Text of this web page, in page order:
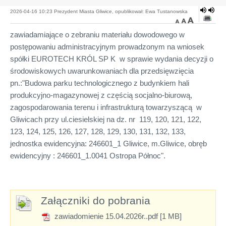
2026-04-16 10:23 Prezydent Miasta Gliwice, opublikował: Ewa Tustanowska
zawiadamiające o zebraniu materiału dowodowego w
postępowaniu administracyjnym prowadzonym na wniosek
spółki EUROTECH KRÓL SP K w sprawie wydania decyzji o
środowiskowych uwarunkowaniach dla przedsięwzięcia
pn.:"Budowa parku technologicznego z budynkiem hali
produkcyjno-magazynowej z częścią socjalno-biurową,
zagospodarowania terenu i infrastrukturą towarzyszącą w
Gliwicach przy ul.ciesielskiej na dz. nr 119, 120, 121, 122,
123, 124, 125, 126, 127, 128, 129, 130, 131, 132, 133,
jednostka ewidencyjna: 246601_1 Gliwice, m.Gliwice, obręb
ewidencyjny : 246601_1.0041 Ostropa Północ".
Załączniki do pobrania
zawiadomienie 15.04.2026r..pdf [1 MB]